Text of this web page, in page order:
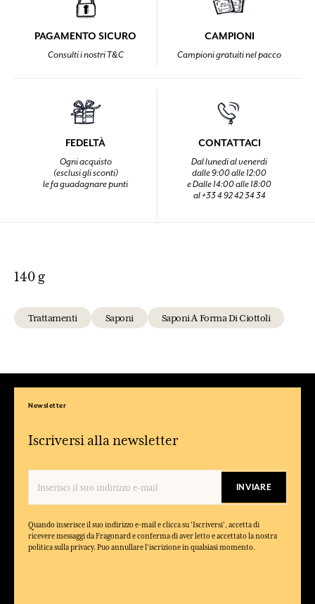
PAGAMENTO SICURO
Consulti i nostri T&C
CAMPIONI
Campioni gratuiti nel pacco
FEDELTÀ
Ogni acquisto
(esclusi gli sconti)
le fa guadagnare punti
CONTATTACI
Dal lunedi al venerdi
dalle 9:00 alle 12:00
e Dalle 14:00 alle 18:00
al +33 4 92 42 34 34
140 g
Trattamenti Saponi Saponi A Forma Di Ciottoli
Newsletter
Iscriversi alla newsletter
INVIARE
Quando inserisce il suo indirizzo e-mail e clicca su 'Iscriversi', accetta di
ricevere messaggi da Fragonard e conferma di aver letto e accettato la nostra
politica sulla privacy. Puo annullare l'iscrizione in qualsiasi momento.